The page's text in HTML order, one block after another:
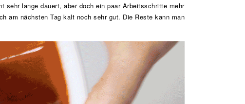
sehr lange dauert, aber doch ein paar Arbeitsschritte mehr
am nächsten Tag kalt noch sehr gut. Die Reste kann man